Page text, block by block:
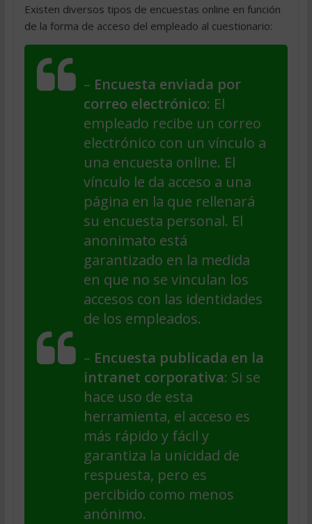
Existen diversos tipos de encuestas online en función
de la forma de acceso del empleado al cuestionario:
– Encuesta enviada por
correo electrónico: El
empleado recibe un correo
electrónico con un vínculo a
una encuesta online. El
vínculo le da acceso a una
página en la que rellenará
su encuesta personal. El
anonimato está
garantizado en la medida
en que no se vinculan los
accesos con las identidades
de los empleados.
– Encuesta publicada en la
intranet corporativa: Si se
hace uso de esta
herramienta, el acceso es
más rápido y fácil y
garantiza la unicidad de
respuesta, pero es
percibido como menos
anónimo.